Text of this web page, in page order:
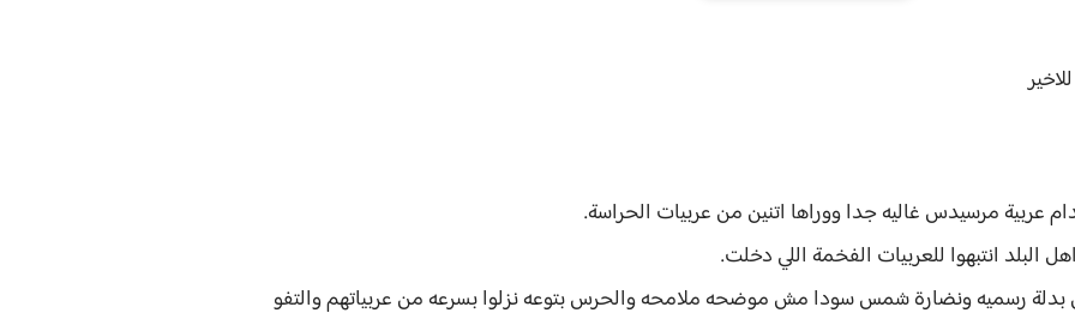
عربية مرسيدس غاليه جدا ووراها اتنين من عربيات الحراسة.
انتبهوا للعربيات الفخمة اللي دخلت.
بدلة رسميه ونضارة شمس سودا مش موضحه ملامحه والحرس بتوعه نزلوا بسرعه من عربياتهم والتفو